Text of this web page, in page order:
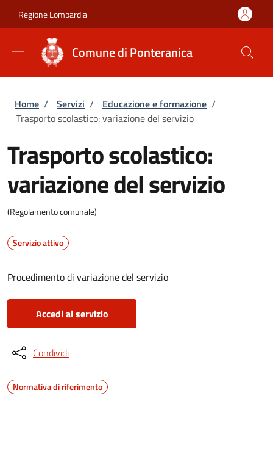
Regione Lombardia
Comune di Ponteranica
Briciole di pane
Home / Servizi / Educazione e formazione /
Trasporto scolastico: variazione del servizio
Trasporto scolastico:
variazione del servizio
(Regolamento comunale)
Servizio attivo
Procedimento di variazione del servizio
Accedi al servizio
Condividi
Normativa di riferimento